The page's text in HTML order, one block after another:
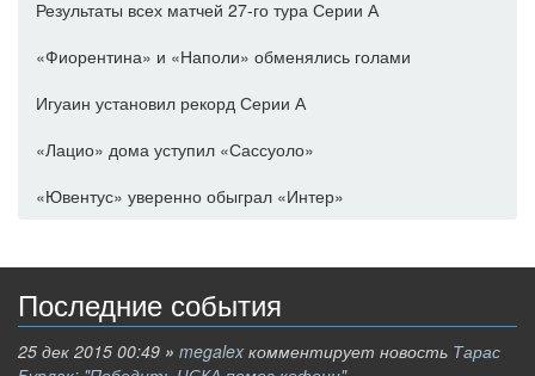
Результаты всех матчей 27-го тура Серии А
«Фиорентина» и «Наполи» обменялись голами
Игуаин установил рекорд Серии А
«Лацио» дома уступил «Сассуоло»
«Ювентус» уверенно обыграл «Интер»
Последние события
25 дек 2015 00:49 » megalex комментирует новость Тарас